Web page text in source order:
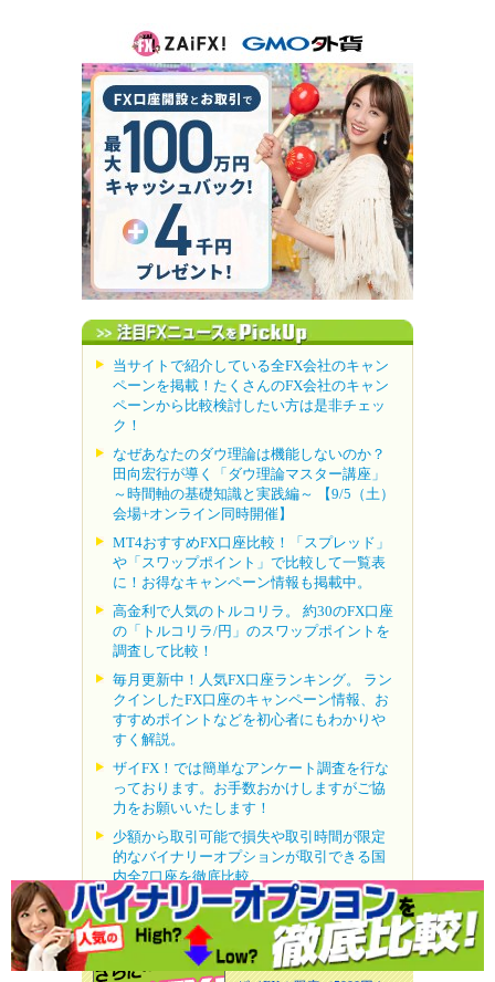
当サイトで紹介している全FX会社のキャン
ペーンを掲載！たくさんのFX会社のキャン
ペーンから比較検討したい方は是非チェッ
ク！
なぜあなたのダウ理論は機能しないのか？
田向宏行が導く「ダウ理論マスター講座」
～時間軸の基礎知識と実践編～ 【9/5（土）
会場+オンライン同時開催】
MT4おすすめFX口座比較！「スプレッド」
や「スワップポイント」で比較して一覧表
に！お得なキャンペーン情報も掲載中。
高金利で人気のトルコリラ。 約30のFX口座
の「トルコリラ/円」のスワップポイントを
調査して比較！
毎月更新中！人気FX口座ランキング。 ラン
クインしたFX口座のキャンペーン情報、お
すすめポイントなどを初心者にもわかりや
すく解説。
ザイFX！では簡単なアンケート調査を行な
っております。お手数おかけしますがご協
力をお願いいたします！
少額から取引可能で損失や取引時間が限定
的なバイナリーオプションが取引できる国
内全7口座を徹底比較。
最大100万7000円